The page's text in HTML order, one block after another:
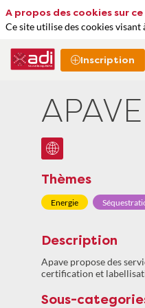
Inscription
APAVE
Thèmes
Energie
Description
Apave propose des
certification et
Sous-
A propos des cookies sur
Ce site utilise des cookies